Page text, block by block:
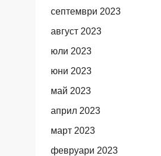
септември 2023
август 2023
юли 2023
юни 2023
май 2023
април 2023
март 2023
февруари 2023